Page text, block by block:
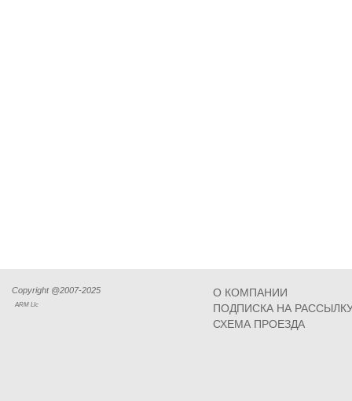
Copyright @2007-2025
ARM Llc
О КОМПАНИИ
ПОДПИСКА НА
СХЕМА ПРОЕЗДА